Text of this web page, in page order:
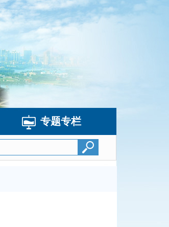
专题专栏